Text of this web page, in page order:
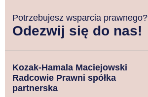
Potrzebujesz wsparcia prawnego?
Odezwij się do nas!
Kozak-Hamala Maciejowski
Radcowie Prawni spółka
partnerska